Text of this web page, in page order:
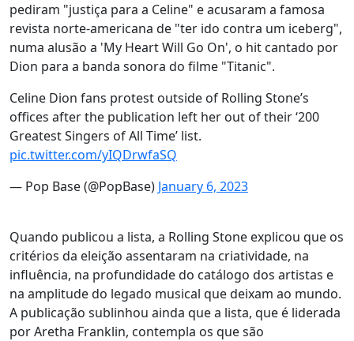
pediram "justiça para a Celine" e acusaram a famosa
revista norte-americana de "ter ido contra um iceberg",
numa alusão a 'My Heart Will Go On', o hit cantado por
Dion para a banda sonora do filme "Titanic".
Celine Dion fans protest outside of Rolling Stone’s
offices after the publication left her out of their ‘200
Greatest Singers of All Time’ list.
pic.twitter.com/yIQDrwfaSQ
— Pop Base (@PopBase) January 6, 2023
Quando publicou a lista, a Rolling Stone explicou que os
critérios da eleição assentaram na criatividade, na
influência, na profundidade do catálogo dos artistas e
na amplitude do legado musical que deixam ao mundo.
A publicação sublinhou ainda que a lista, que é liderada
por Aretha Franklin, contempla os que são